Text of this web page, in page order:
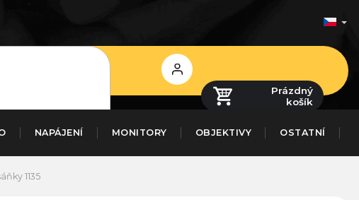
Přihlášení
Prázdný
košík
NAPÁJENÍ MONITORY OBJEKTIVY OSTATNÍ
1135